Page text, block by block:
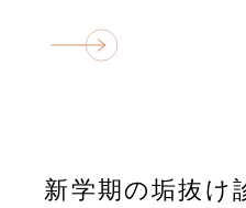
新学期の垢抜け